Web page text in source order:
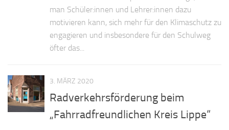
man Schüler:innen und Lehrer:innen dazu
motivieren kann, sich mehr für den Klimaschutz zu
engagieren und insbesondere für den Schulweg
öfter das...
3. MÄRZ 2020
Radverkehrsförderung beim
„Fahrradfreundlichen Kreis Lippe“